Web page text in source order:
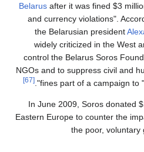
Belarus after it was fined $3
and currency violations".
the Belarusian president
widely criticized in the West
control the Belarus Soros
NGOs and to suppress civil and
fines part of a campaign to
[67]
In June 2009, Soros donated
Eastern Europe to counter the
the poor, voluntary